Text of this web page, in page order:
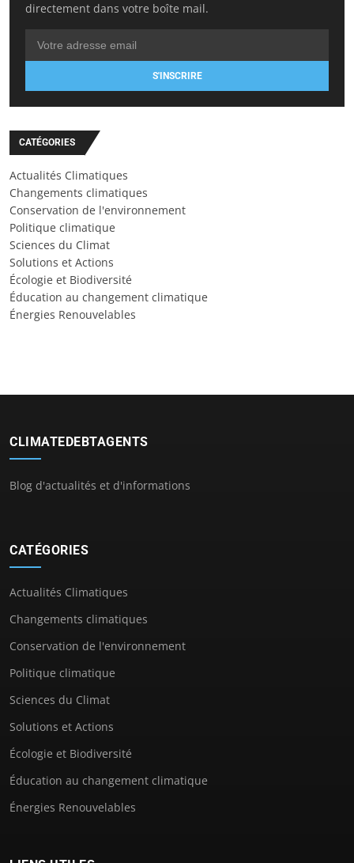
directement dans votre boîte mail.
S'INSCRIRE
CATÉGORIES
Actualités Climatiques
Changements climatiques
Conservation de l'environnement
Politique climatique
Sciences du Climat
Solutions et Actions
Écologie et Biodiversité
Éducation au changement climatique
Énergies Renouvelables
CLIMATEDEBTAGENTS
Blog d'actualités et d'informations
CATÉGORIES
Actualités Climatiques
Changements climatiques
Conservation de l'environnement
Politique climatique
Sciences du Climat
Solutions et Actions
Écologie et Biodiversité
Éducation au changement climatique
Énergies Renouvelables